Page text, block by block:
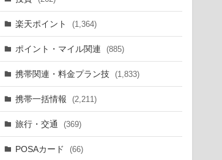
楽天ポイント (1,364)
ポイント・マイル関連 (885)
携帯関連・料金プラン技 (1,833)
携帯一括情報 (2,211)
旅行・交通 (369)
POSAカード (66)